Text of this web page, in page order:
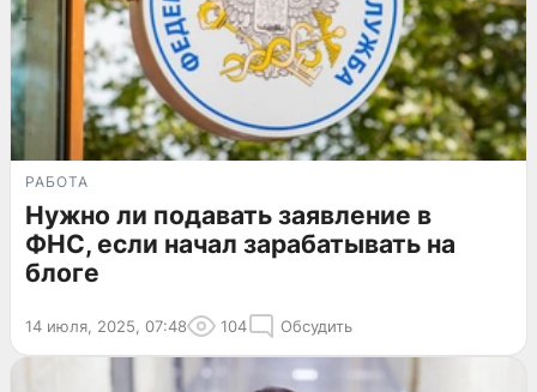
РАБОТА
Нужно ли подавать заявление в
ФНС, если начал зарабатывать на
блоге
14 июля, 2025, 07:48 104 Обсудить